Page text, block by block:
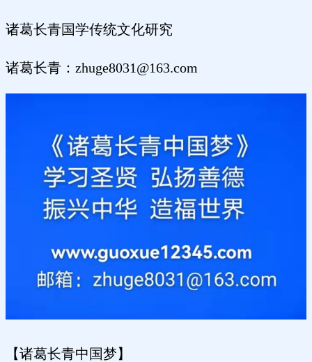
诸葛长青国学传统文化研究
诸葛长青：zhuge8031@163.com
【诸葛长青中国梦】